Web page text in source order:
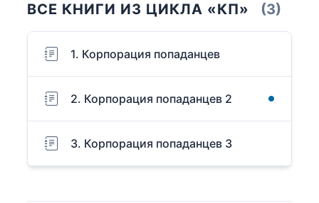
ВСЕ КНИГИ ИЗ ЦИКЛА «КП» (3)
1. Корпорация попаданцев
2. Корпорация попаданцев 2
3. Корпорация попаданцев 3